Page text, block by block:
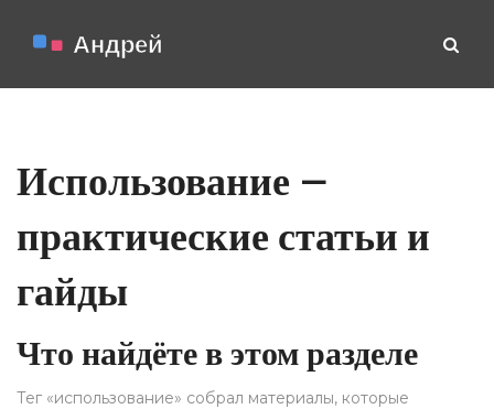
Использование —
практические статьи и
гайды
Что найдёте в этом разделе
Тег «использование» собрал материалы, которые